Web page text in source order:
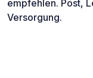
empfehlen. Post,
Versorgung.